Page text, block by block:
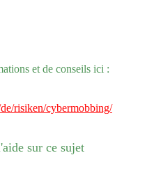
et de conseils ici :
risiken/cybermobbing/
sur ce sujet